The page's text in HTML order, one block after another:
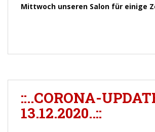
Mittwoch unseren Salon für einige
::..CORONA-
13.12.2020..::